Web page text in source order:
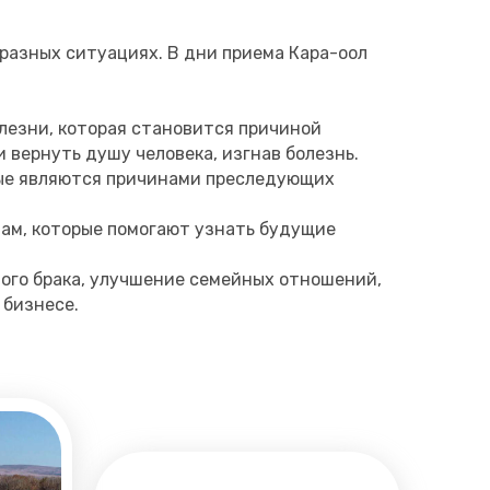
ситуациях. В дни приема Кара-оол
которая становится причиной
душу человека, изгнав болезнь.
являются причинами преследующих
которые помогают узнать будущие
брака, улучшение семейных отношений,